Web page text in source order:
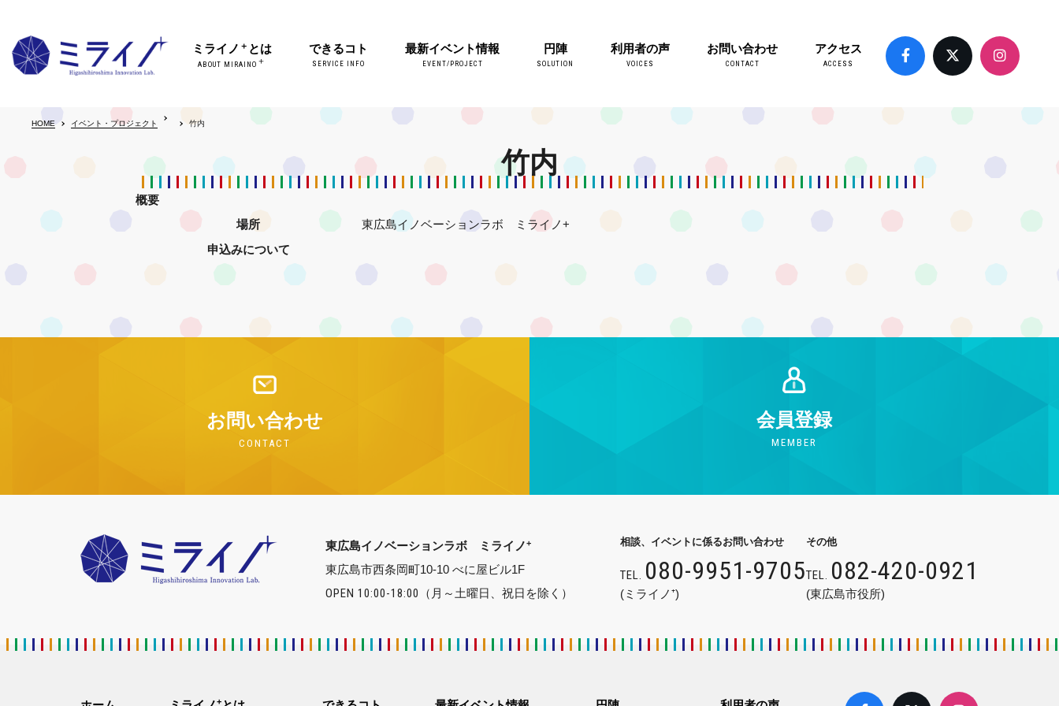
ミライノ ＋ とは
ABOUT MIRAINO ＋
できるコト
SERVICE INFO
最新イベント情報
EVENT/PROJECT
円陣
SOLUTION
利用者の声
VOICES
お問い合わせ
CONTACT
アクセス
ACCESS
HOME イベント・プロジェクト 竹内
竹内
概要
場所
東広島イノベーションラボ ミライノ+
申込みについて
お問い合わせ
CONTACT
会員登録
MEMBER
東広島イノベーションラボ ミライノ+
東広島市西条岡町10-10 べに屋ビル1F
OPEN 10:00-18:00 （月～土曜日、祝日を除く）
相談、イベントに係るお問い合わせ
TEL. 080-9951-9705
(ミライノ⁺)
その他
TEL. 082-420-0921
(東広島市役所)
+